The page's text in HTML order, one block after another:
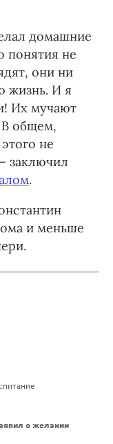
домашние
понятия не
они ни
жизнь. И я
Их мучают
общем,
не
заключил
.
и меньше
о желании